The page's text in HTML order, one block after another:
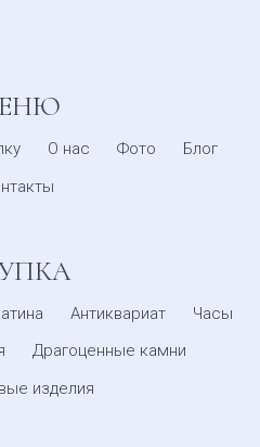
О нас Фото
Блог
Антиквариат
Часы
Драгоценные камни
изделия